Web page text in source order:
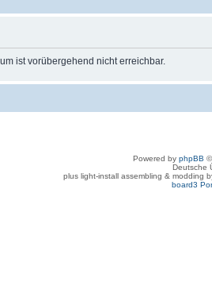
ist vorübergehend nicht erreichbar.
Powered by phpBB
Deutsche
plus light-install assembling & modding
board3